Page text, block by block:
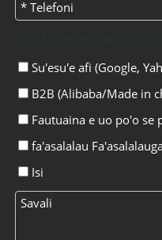
Su'esu'e afi (Google,
B2B (Alibaba/Made in
Fautuaina e uo po'o se
fa'asalalau
Isi